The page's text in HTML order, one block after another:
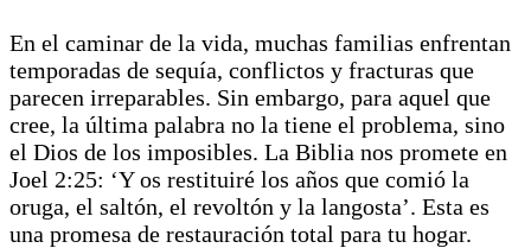
En el caminar de la vida, muchas familias enfrentan
temporadas de sequía, conflictos y fracturas que
parecen irreparables. Sin embargo, para aquel que
cree, la última palabra no la tiene el problema, sino
el Dios de los imposibles. La Biblia nos promete en
Joel 2:25: ‘Y os restituiré los años que comió la
oruga, el saltón, el revoltón y la langosta’. Esta es
una promesa de restauración total para tu hogar.